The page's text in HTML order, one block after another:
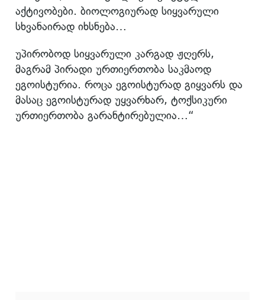
აქტივობები. ბიოლოგიურად სიყვარული
სხვანაირად იხსნება…
უპირობოდ სიყვარული კარგად ჟღერს,
მაგრამ პირადი ურთიერთობა საკმაოდ
ეგოისტურია. როცა ეგოისტურად გიყვარს და
მასაც ეგოისტურად უყვარხარ, ტოქსიკური
ურთიერთობა გარანტირებულია…“